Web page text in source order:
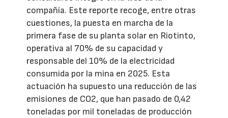
compañía. Este reporte recoge, entre otras
cuestiones, la puesta en marcha de la
primera fase de su planta solar en Riotinto,
operativa al 70% de su capacidad y
responsable del 10% de la electricidad
consumida por la mina en 2025. Esta
actuación ha supuesto una reducción de las
emisiones de CO2, que han pasado de 0,42
toneladas por mil toneladas de producción